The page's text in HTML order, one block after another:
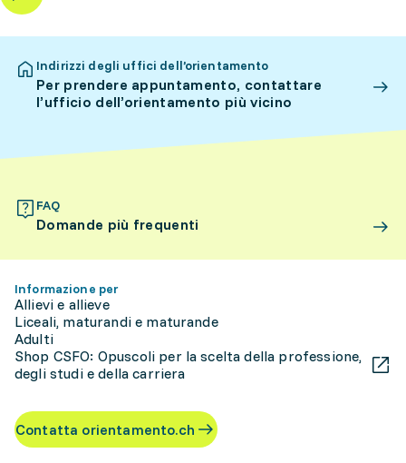
Indirizzi degli uffici dell’orientamento
Per prendere appuntamento, contattare
l’ufficio dell’orientamento più vicino
FAQ
Domande più frequenti
Informazione per
Allievi e allieve
Liceali, maturandi e maturande
Adulti
Shop CSFO: Opuscoli per la scelta della professione,
degli studi e della carriera
Contatta orientamento.ch